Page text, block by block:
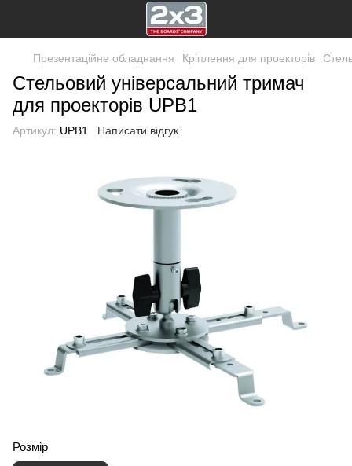
Презентаційне обладнання Кріплення для проекторів
Стельовий універсальний тримач
для проекторів UPВ1
Артикул: UPВ1 Написати відгук
Розмір